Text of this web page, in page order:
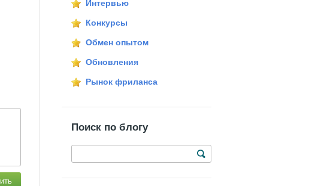
Интервью
Конкурсы
Обмен опытом
Обновления
Рынок фриланса
Поиск по блогу